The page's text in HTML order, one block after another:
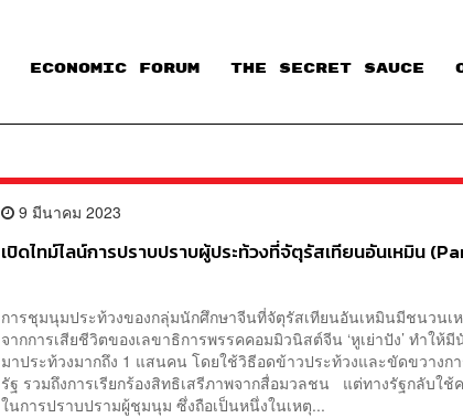
ECONOMIC FORUM THE SECRET SAUCE​
9 มีนาคม 2023
เปิดไทม์ไลน์การปราบปราบผู้ประท้วงที่จัตุรัสเทียนอันเหมิน
การชุมนุมประท้วงของกลุ่มนักศึกษาจีนที่จัตุรัสเทียนอันเหมินมีชนวนเ
จากการเสียชีวิตของเลขาธิการพรรคคอมมิวนิสต์จีน ‘หูเย่าปัง’ ทำให้
มาประท้วงมากถึง 1 แสนคน โดยใช้วิธีอดข้าวประท้วงและขัดขวางก
รัฐ รวมถึงการเรียกร้องสิทธิเสรีภาพจากสื่อมวลชน แต่ทางรัฐกลับใช้
ในการปราบปรามผู้ชุมนุม ซึ่งถือเป็นหนึ่งในเหตุ...